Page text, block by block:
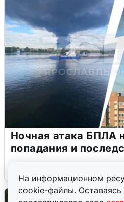
На информационном
cookie-файлы. Оставаясь
Ночная атака БПЛА
попадания и